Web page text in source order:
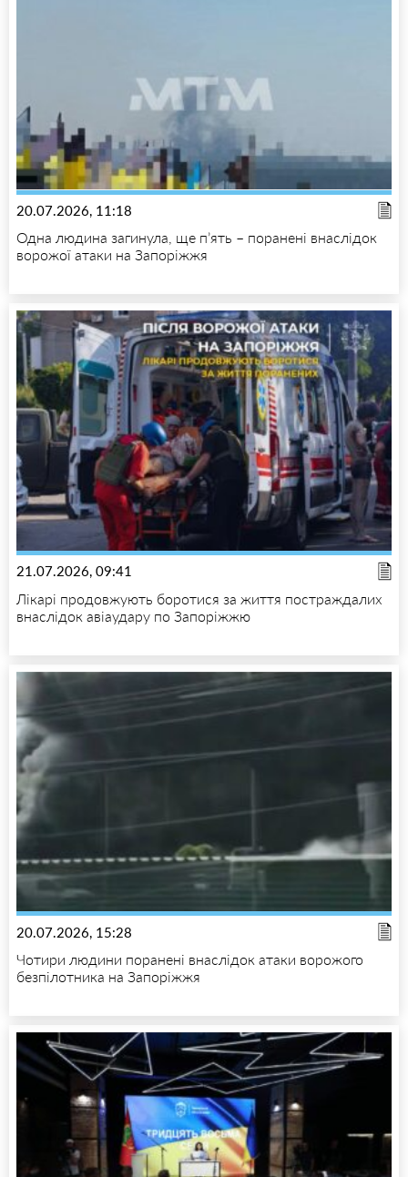
20.07.2026, 11:18
Одна людина загинула, ще п’ять – поранені внаслідок
ворожої атаки на Запоріжжя
21.07.2026, 09:41
Лікарі продовжують боротися за життя постраждалих
внаслідок авіаудару по Запоріжжю
20.07.2026, 15:28
Чотири людини поранені внаслідок атаки ворожого
безпілотника на Запоріжжя